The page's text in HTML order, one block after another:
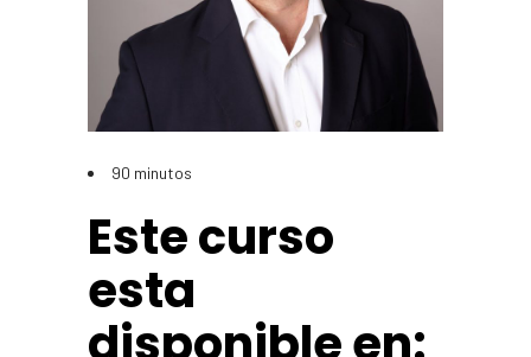
90 minutos
Este curso
esta